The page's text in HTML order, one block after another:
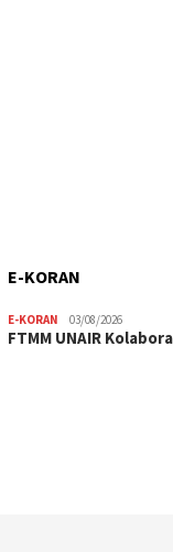
E-KORAN
E-KORAN 03/08/2026
FTMM UNAIR